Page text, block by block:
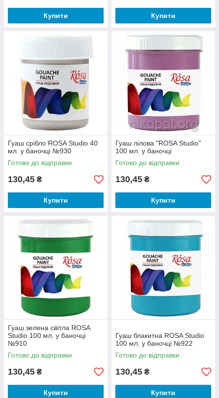
Купити Купити
Гуаш срібло ROSA Studio 40
мл. у баночці №930
Готово до відправки
130,45 ₴
Купити
Гуаш лілова "ROSA Studio"
100 мл. у баночці
Готово до відправки
130,45 ₴
Купити
Гуаш зелена світла ROSA
Studio 100 мл. у баночці
№910
Готово до відправки
130,45 ₴
Купити
Гуаш блакитна ROSA Studio
100 мл. у баночці №922
Готово до відправки
130,45 ₴
Купити